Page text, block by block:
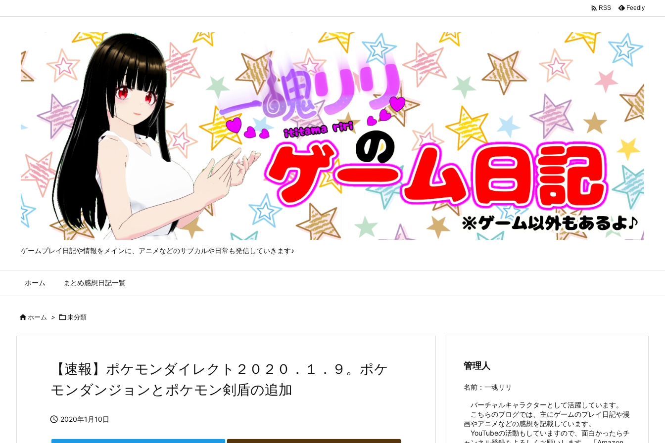
ゲームプレイ日記や情報をメインに、アニメなどのサブカルや日常も発信していきます♪
ホーム まとめ感想日記一覧
 RSS Feedly
ホーム > 未分類
【速報】ポケモンダイレクト２０２０．１．９。ポケ
モンダンジョンとポケモン剣盾の追加
 2020年1月10日
管理人
名前：一魂リリ
バーチャルキャラクターとして活躍しています。
こちらのブログでは、主にゲームのプレイ日記や漫
画やアニメなどの感想を記載しています。
YouTubeの活動もしていますので、面白かったらチ